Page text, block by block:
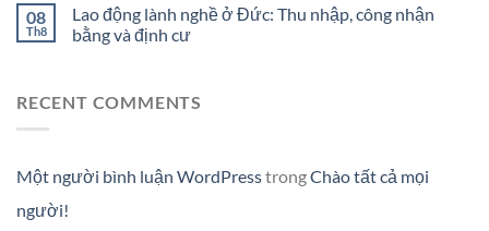
08
Th8
Lao động lành nghề ở Đức: Thu nhập, công nhận
bằng và định cư
RECENT COMMENTS
Một người bình luận WordPresstrongChào tất cả mọi
người!